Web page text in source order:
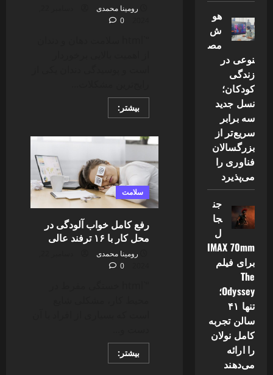
رومینا محمدی
0
بیشتر:Read
more
خمیردندان‌های
پوسیدگی
خارجی
سلامت
رفع کامل خواب آلودگی در
محل کار با ۱۶ ترفند عالی
رومینا محمدی
0
بیشتر:Read
more
هو
ش
مص
نوعی در
زندگی
کودکان؛
نسل جدید
سه برابر
سریع‌تر از
بزرگسالان
فناوری را
می‌پذیرد
جن
جا
ل
IMAX 70mm
برای فیلم
The
Odyssey؛
تنها ۴۱
سالن تجربه
کامل نولان
را ارائه
می‌دهند